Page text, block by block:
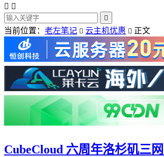
 

当前位置： 老左笔记  云主机优惠  正文
CubeCloud 六周年洛杉矶三